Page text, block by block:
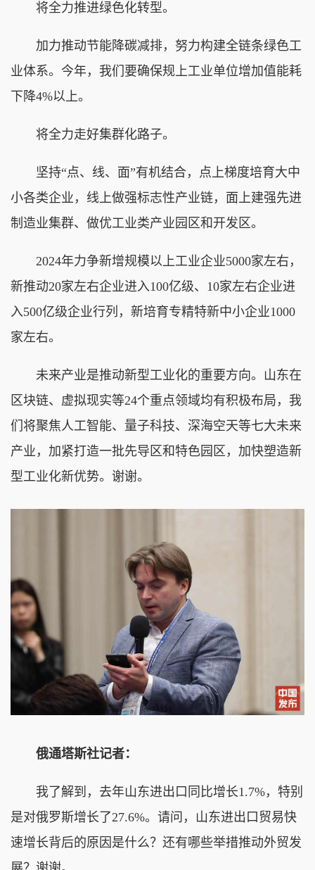
将全力推进绿色化转型。
加力推动节能降碳减排，努力构建全链条绿色工
业体系。今年，我们要确保规上工业单位增加值能耗
下降4%以上。
将全力走好集群化路子。
坚持“点、线、面”有机结合，点上梯度培育大中
小各类企业，线上做强标志性产业链，面上建强先进
制造业集群、做优工业类产业园区和开发区。
2024年力争新增规模以上工业企业5000家左右，
新推动20家左右企业进入100亿级、10家左右企业进
入500亿级企业行列，新培育专精特新中小企业1000
家左右。
未来产业是推动新型工业化的重要方向。山东在
区块链、虚拟现实等24个重点领域均有积极布局，我
们将聚焦人工智能、量子科技、深海空天等七大未来
产业，加紧打造一批先导区和特色园区，加快塑造新
型工业化新优势。谢谢。
俄通塔斯社记者：
我了解到，去年山东进出口同比增长1.7%，特别
是对俄罗斯增长了27.6%。请问，山东进出口贸易快
速增长背后的原因是什么？还有哪些举措推动外贸发